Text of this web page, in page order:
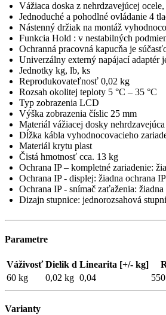
Vážiaca doska z nehrdzavejúcej
Jednoduché a pohodlné ovládanie 4
Nástenný držiak na montáž
Funkcia Hold : v nestabilných
Ochranná pracovná kapucňa je
Univerzálny externý napájací adaptér
Jednotky kg, lb, ks
Reprodukovateľnosť 0,02 kg
Rozsah okolitej teploty 5 °C – 35 °C
Typ zobrazenia LCD
Výška zobrazenia číslic 25 mm
Materiál vážiacej dosky
Dĺžka kábla vyhodnocovacieho
Materiál krytu plast
Čistá hmotnosť cca. 13 kg
Ochrana IP – kompletné zariadenie:
Ochrana IP - displej: žiadna ochrana IP
Ochrana IP - snímač zaťaženia:
Dizajn stupnice: jednorozsahová
Parametre
Váživosť Dielik d Linearita [+/- kg]
60 kg
0,02 kg 0,04
Varianty